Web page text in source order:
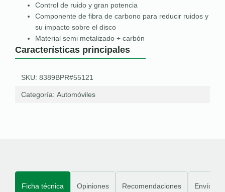
Control de ruido y gran potencia
Componente de fibra de carbono para reducir ruidos y
su impacto sobre el disco
Material semi metalizado + carbón
Características principales
SKU: 8389BPR#55121
Categoría: Automóviles
Ficha técnica Opiniones Recomendaciones Envíos